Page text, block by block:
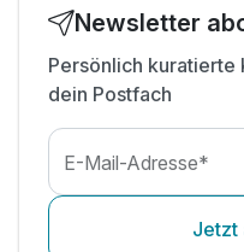
inkl. Parkplatz (ca.
Newsletter
Persönlich kuratierte
dein Postfach
E-Mail-Adresse*
Jetzt